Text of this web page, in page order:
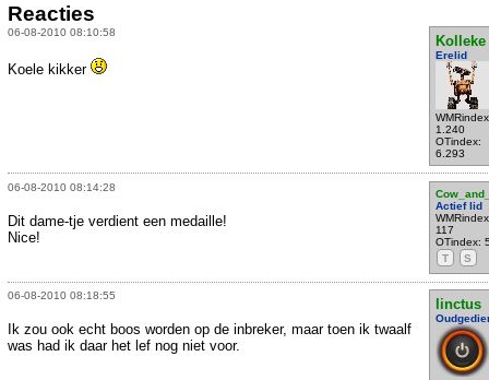
Reacties
06-08-2010 08:10:58
Kolleke
Erelid
1.240
OTindex:
6.293
Koele kikker
06-08-2010 08:14:28
Actief lid
117
OTindex:
T
S
Dit dame-tje verdient een medaille!
Nice!
06-08-2010 08:18:55
linctus
Ik zou ook echt boos worden op de inbreker, maar toen ik twaalf
was had ik daar het lef nog niet voor.